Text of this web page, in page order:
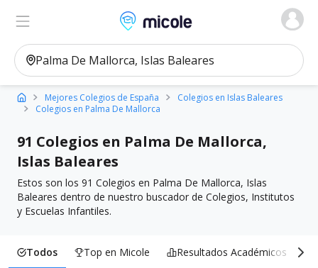
Micole, buscador de colegios
Ver en el mapa Filtros
Mejores Colegios de España
Colegios en Islas Baleares
Colegios en Palma De Mallorca
91 Colegios en Palma De Mallorca,
Islas Baleares
Estos son los 91 Colegios en Palma De Mallorca, Islas
Baleares dentro de nuestro buscador de Colegios, Institutos
y Escuelas Infantiles.
Todos Top en Micole Resultados Académicos